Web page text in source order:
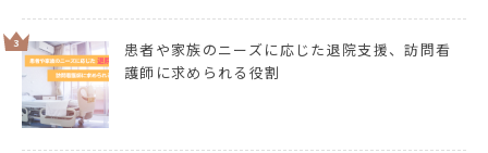
3
患者や家族のニーズに応じた退院支援、訪問看
護師に求められる役割